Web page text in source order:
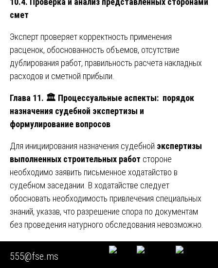
смет
Эксперт проверяет корректность применения
расценок, обоснованность объемов, отсутствие
дублирования работ, правильность расчета накладных
расходов и сметной прибыли.
Глава 11. 🏛 ️ Процессуальные аспекты: порядок
назначения судебной экспертизы и
формулирование вопросов
Для инициирования назначения судебной экспертизы
выполненных строительных работ стороне
необходимо заявить письменное ходатайство в
судебном заседании. В ходатайстве следует
обосновать необходимость привлечения специальных
знаний, указав, что разрешение спора по документам
без проведения натурного обследования невозможно.
В ходатайстве о назначении экспертизы указываются:
555@fse.ms